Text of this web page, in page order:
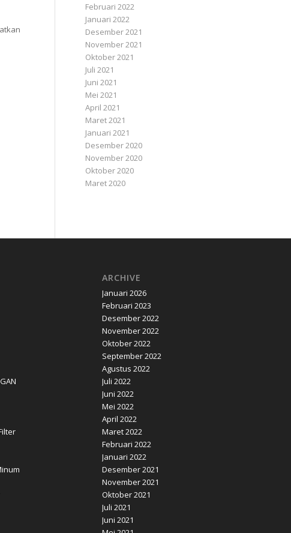
Februari 2022
Januari 2022
Desember 2021
November 2021
Oktober 2021
Juli 2021
Juni 2021
Mei 2021
April 2021
Maret 2021
Januari 2021
Desember 2020
November 2020
Oktober 2020
Maret 2020
ARCHIVE
Januari 2026
Februari 2023
Desember 2022
November 2022
Oktober 2022
September 2022
Agustus 2022
Juli 2022
Juni 2022
Mei 2022
April 2022
Maret 2022
Februari 2022
Januari 2022
Desember 2021
November 2021
Oktober 2021
Juli 2021
Juni 2021